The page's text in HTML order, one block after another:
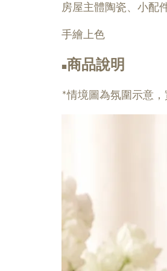
房屋主體陶瓷、小配
手繪上色
■商品說明
*情境圖為氛圍示意